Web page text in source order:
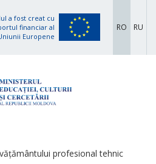
a fost creat cu
financiar al
Europene
RO RU
profesional tehnic